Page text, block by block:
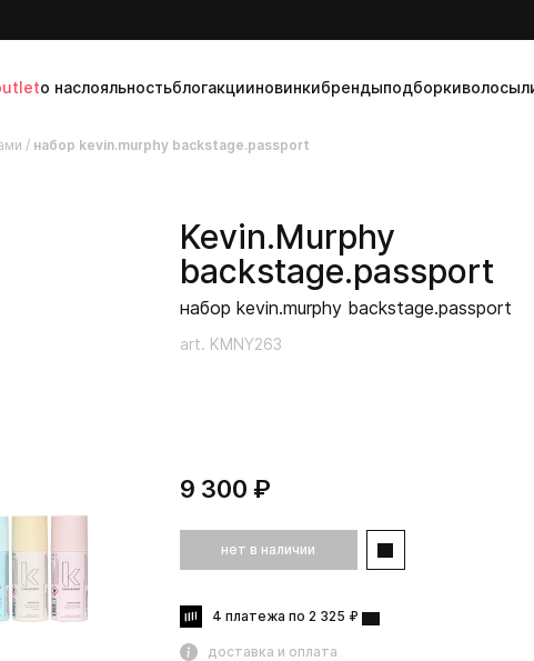
о наслояльностьблогакцииновинкибрендыподборкиволосы
/ набор kevin.murphy backstage.passport
Kevin.Murphy
backstage.passport
набор kevin.murphy backstage.passport
art. KMNY263
9 300 ₽
нет в наличии
4 платежа по 2 325 ₽
доставка и оплата